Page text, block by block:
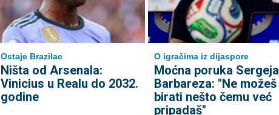
Ostaje Brazilac
Ništa od Arsenala:
Vinicius u Realu do 2032.
godine
O igračima iz dijaspore
Moćna poruka Sergeja
Barbareza: "Ne možeš
birati nešto čemu već
pripadaš"